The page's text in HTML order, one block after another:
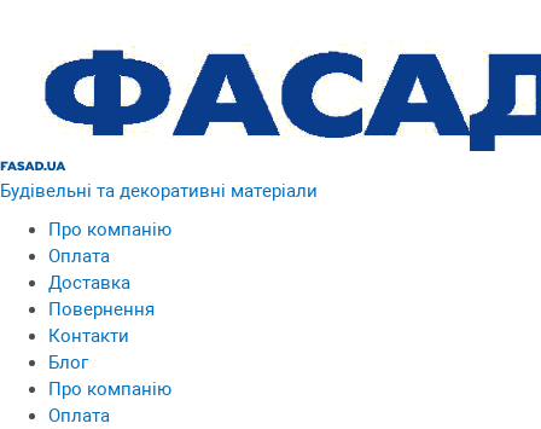
Будівельні та декоративні матеріали
Про компанію
Оплата
Доставка
Повернення
Контакти
Блог
Про компанію
Оплата